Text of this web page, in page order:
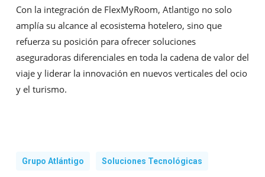
Con la integración de FlexMyRoom, Atlantigo no solo
amplía su alcance al ecosistema hotelero, sino que
refuerza su posición para ofrecer soluciones
aseguradoras diferenciales en toda la cadena de valor del
viaje y liderar la innovación en nuevos verticales del ocio
y el turismo.
Grupo Atlántigo Soluciones Tecnológicas